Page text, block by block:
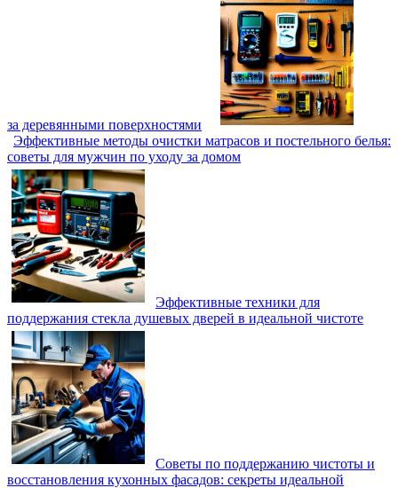
за деревянными поверхностями
Эффективные методы очистки матрасов и постельного белья:
советы для мужчин по уходу за домом
Эффективные техники для
поддержания стекла душевых дверей в идеальной чистоте
Советы по поддержанию чистоты и
восстановления кухонных фасадов: секреты идеальной